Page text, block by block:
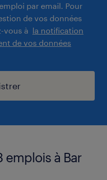
par email. Pour
de vos données
vous à la notification
de vos données
emplois à Bar